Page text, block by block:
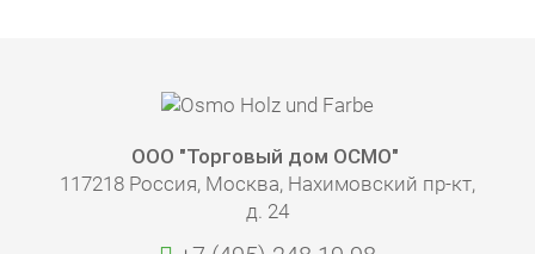
ООО "Торговый дом ОСМО"
117218 Россия, Москва, Нахимовский пр-кт,
д. 24